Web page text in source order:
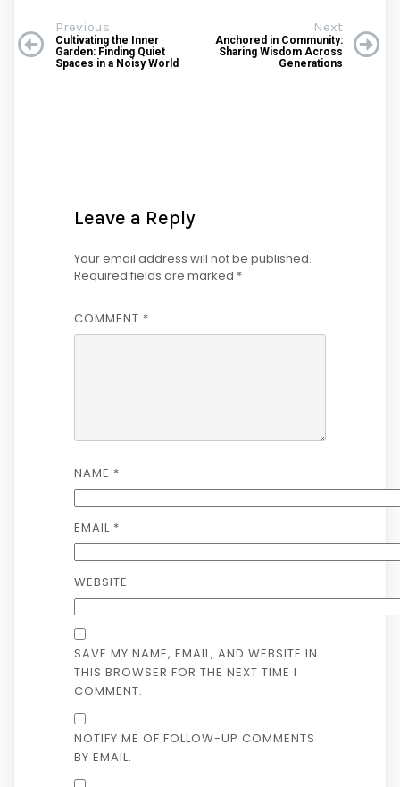
Previous
Cultivating the Inner
Garden: Finding Quiet
Spaces in a Noisy World
Next
Anchored in Community:
Sharing Wisdom Across
Generations
Leave a Reply
Your email address will not be published.
Required fields are marked *
COMMENT *
NAME *
EMAIL *
WEBSITE
SAVE MY NAME, EMAIL, AND WEBSITE IN
THIS BROWSER FOR THE NEXT TIME I
COMMENT.
NOTIFY ME OF FOLLOW-UP COMMENTS
BY EMAIL.